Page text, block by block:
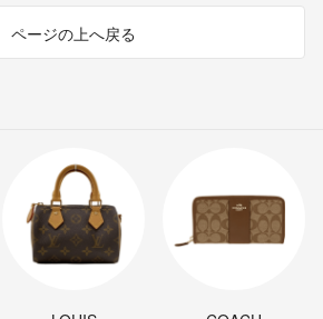
ページの上へ戻る